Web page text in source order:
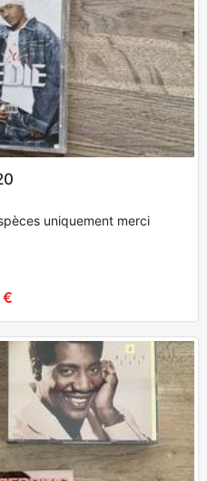
uniquement merci
€